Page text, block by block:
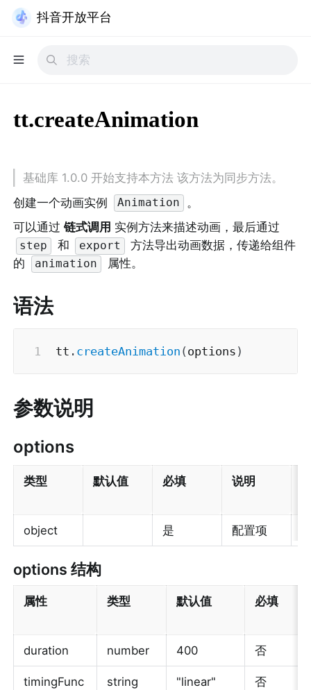
抖音开放平台
tt.createAnimation
基础库 1.0.0 开始支持本方法 该方法为同步方法。
创建一个动画实例
Animation
。
可以通过 链式调用
step 和 export
方法导出动画数据，传递给组件
的
animation 属性。
语法
tt . createAnimation ( options )
参数说明
options
类型 默认值 必填 说明
object 是 配置项
options 结构
属性 类型 默认值 必填
duration number 400 否
timingFunc
string "linear" 否